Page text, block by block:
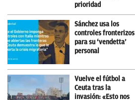
prioridad
Sánchez usa los
controles fronterizos
para su ‘vendetta’
personal
Vuelve el fútbol a
Ceuta tras la
invasión: «Esto nos